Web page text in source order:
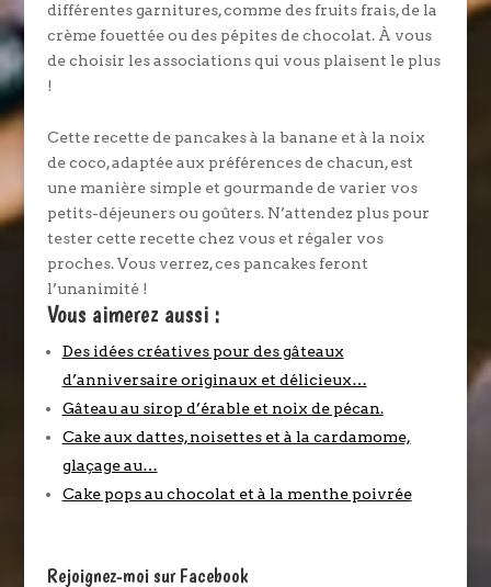
différentes garnitures, comme des fruits frais, de la
crème fouettée ou des pépites de chocolat. À vous
de choisir les associations qui vous plaisent le plus
!
Cette recette de pancakes à la banane et à la noix
de coco, adaptée aux préférences de chacun, est
une manière simple et gourmande de varier vos
petits-déjeuners ou goûters. N’attendez plus pour
tester cette recette chez vous et régaler vos
proches. Vous verrez, ces pancakes feront
l’unanimité !
Vous aimerez aussi :
Des idées créatives pour des gâteaux
d’anniversaire originaux et délicieux…
Gâteau au sirop d’érable et noix de pécan.
Cake aux dattes, noisettes et à la cardamome,
glaçage au…
Cake pops au chocolat et à la menthe poivrée
Rejoignez-moi sur Facebook